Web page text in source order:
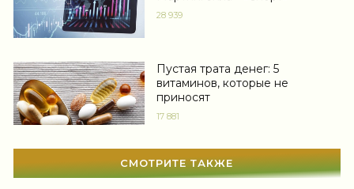
Мода
Гадания
Сонник
Увлечения (63)
Мир женщины (1812)
28 939
Пустая трата денег: 5
витаминов, которые не
приносят
17 881
СМОТРИТЕ ТАКЖЕ